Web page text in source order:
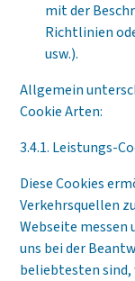
mit der
Richtlinien
usw.).
Allgemein
Cookie Arten:
3.4.1. Leistungs-
Diese Cookies
Verkehrsquellen
Webseite messen
uns bei der
beliebtesten